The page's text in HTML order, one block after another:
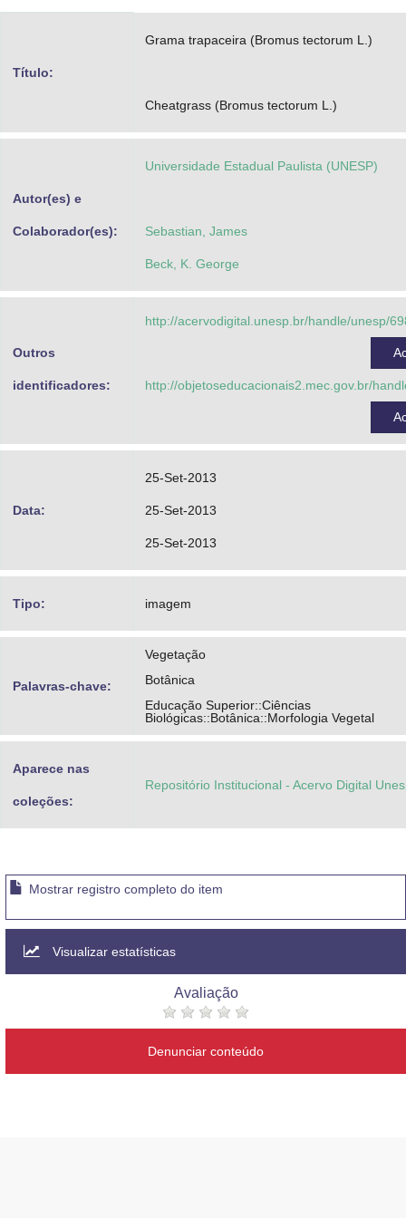
Título:
Grama trapaceira (Bromus tectorum L.)
Cheatgrass (Bromus tectorum L.)
Autor(es) e
Colaborador(es):
Universidade Estadual Paulista (UNESP)
Sebastian, James
Beck, K. George
Outros
identificadores:
http://acervodigital.unesp.br/handle/unesp/
http://objetoseducacionais2.mec.gov.br/
Data:
25-Set-2013
25-Set-2013
25-Set-2013
Tipo: imagem
Palavras-chave:
Vegetação
Botânica
Educação Superior::Ciências
Biológicas::Botânica::Morfologia Vegetal
Aparece nas
coleções:
Repositório Institucional - Acervo Digital
Mostrar registro completo do item
Visualizar estatísticas
Avaliação
Denunciar conteúdo